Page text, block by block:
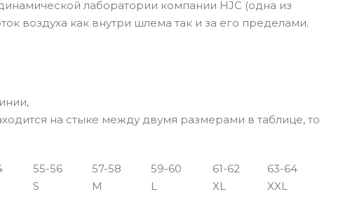
лаборатории компании HJC (одна из
воздуха как внутри шлема так и за его пределами.
на стыке между двумя размерами в таблице, то
55-56 57-58 59-60 61-62
63-64
S M L XL XXL